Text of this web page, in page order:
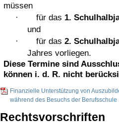
müssen
·
für das 1.
und
·
für das 2.
Jahres vorliegen.
Diese Termine sind
können i. d. R. nicht
Finanzielle Unterstützung von
während des Besuchs der Berufsschule
Rechtsvorschriften